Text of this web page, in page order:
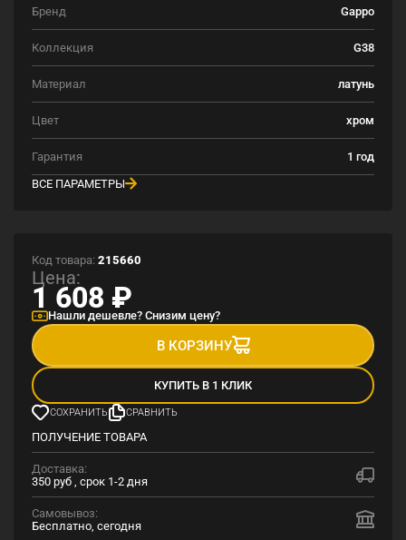
Бренд Gappo
Коллекция G38
Материал латунь
Цвет хром
Гарантия
1 год
ВСЕ ПАРАМЕТРЫ
Код товара: 215660
Цена:
1 608 ₽
Нашли дешевле? Снизим цену?
В КОРЗИНУ
КУПИТЬ В 1 КЛИК
СОХРАНИТЬ СРАВНИТЬ
ПОЛУЧЕНИЕ ТОВАРА
Доставка:
350 руб , срок 1-2 дня
Самовывоз:
Бесплатно, сегодня